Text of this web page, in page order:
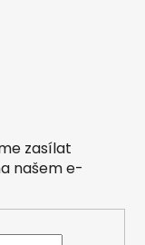
zasílat
našem e-